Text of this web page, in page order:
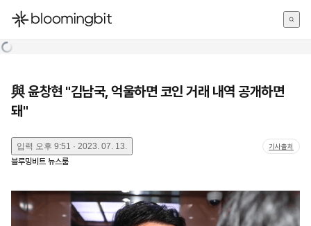
한국어
與 윤창현 "김남국, 억울하면 코인 거래 내역 공개하면
돼"
입력 오후 9:51 · 2023. 07. 13. 기사출처
블루밍비트 뉴스룸